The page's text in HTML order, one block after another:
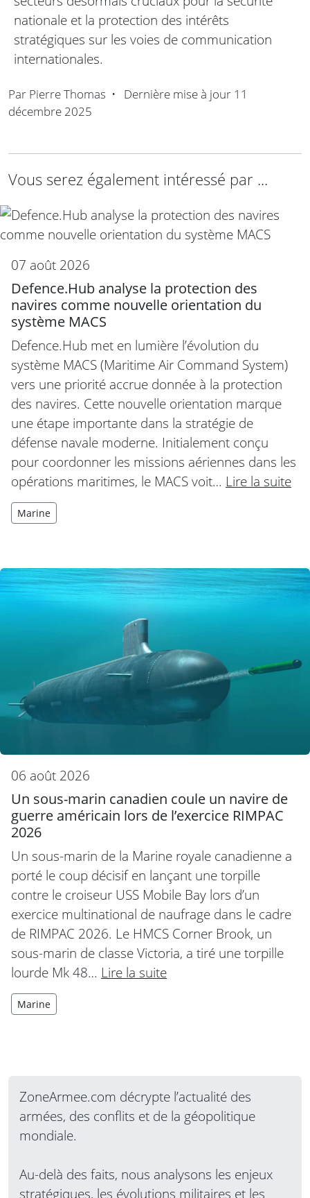
nationale et la protection des intérêts
stratégiques sur les voies de communication
internationales.
Par Pierre Thomas • Dernière mise à jour 11
décembre 2025
Vous serez également intéressé par ...
07 août 2026
Defence.Hub analyse la protection des
navires comme nouvelle orientation du
système MACS
Defence.Hub met en lumière l’évolution du
système MACS (Maritime Air Command System)
vers une priorité accrue donnée à la protection
des navires. Cette nouvelle orientation marque
une étape importante dans la stratégie de
défense navale moderne. Initialement conçu
pour coordonner les missions aériennes dans les
opérations maritimes, le MACS voit… Lire la suite
Marine
06 août 2026
Un sous-marin canadien coule un navire de
guerre américain lors de l’exercice RIMPAC
2026
Un sous-marin de la Marine royale canadienne a
porté le coup décisif en lançant une torpille
contre le croiseur USS Mobile Bay lors d’un
exercice multinational de naufrage dans le cadre
de RIMPAC 2026. Le HMCS Corner Brook, un
sous-marin de classe Victoria, a tiré une torpille
lourde Mk 48… Lire la suite
Marine
ZoneArmee.com décrypte l’actualité des
armées, des conflits et de la géopolitique
mondiale.
Au-delà des faits, nous analysons les enjeux
stratégiques, les évolutions militaires et les